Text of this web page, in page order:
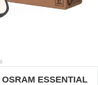
ESSENTIAL